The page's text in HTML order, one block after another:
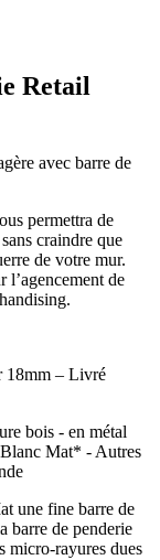
Retail
avec barre de
permettra de
craindre que
de votre mur.
l’agencement de
18mm – Livré
bois - en métal
Mat* - Autres
une fine barre de
barre de penderie
micro-rayures dues